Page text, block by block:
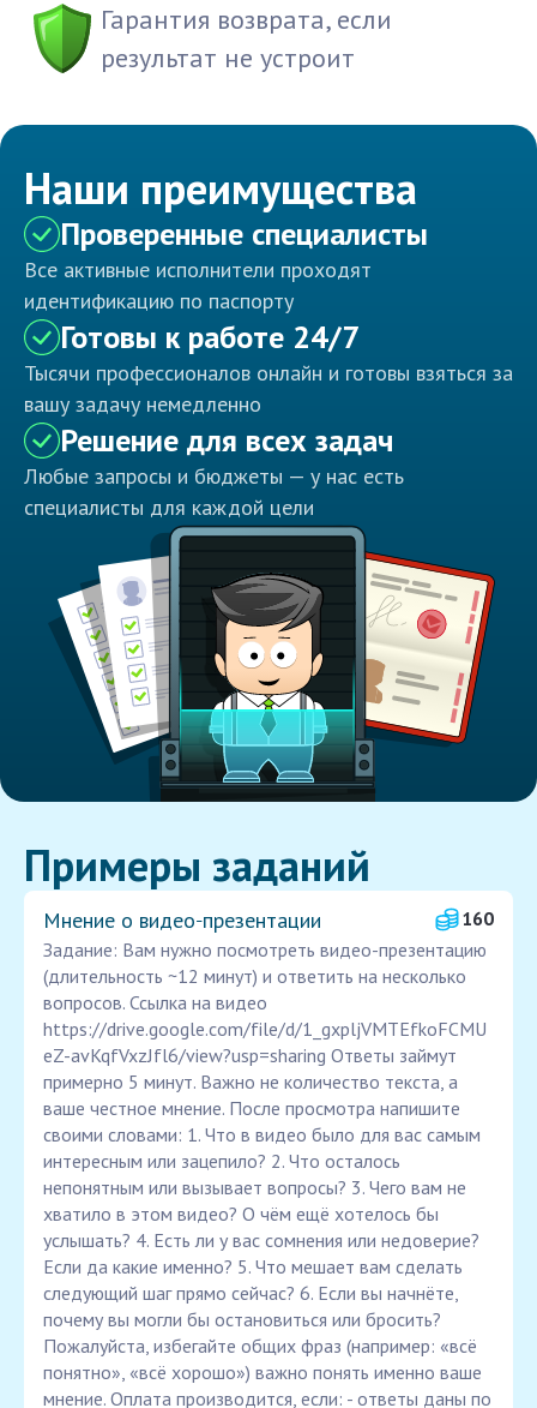
Гарантия возврата, если
результат не устроит
Наши преимущества
Проверенные специалисты
Все активные исполнители проходят
идентификацию по паспорту
Готовы к работе 24/7
Тысячи профессионалов онлайн и готовы взяться за
вашу задачу немедленно
Решение для всех задач
Любые запросы и бюджеты — у нас есть
специалисты для каждой цели
Примеры заданий
Мнение о видео‑презентации
160
Задание: Вам нужно посмотреть видео-презентацию
(длительность ~12 минут) и ответить на несколько
вопросов. Ссылка на видео
https://drive.google.com/file/d/1_gxpljVMTEfkoFCMU
eZ-avKqfVxzJfl6/view?usp=sharing Ответы займут
примерно 5 минут. Важно не количество текста, а
ваше честное мнение. После просмотра напишите
своими словами: 1. Что в видео было для вас самым
интересным или зацепило? 2. Что осталось
непонятным или вызывает вопросы? 3. Чего вам не
хватило в этом видео? О чём ещё хотелось бы
услышать? 4. Есть ли у вас сомнения или недоверие?
Если да какие именно? 5. Что мешает вам сделать
следующий шаг прямо сейчас? 6. Если вы начнёте,
почему вы могли бы остановиться или бросить? ️
Пожалуйста, избегайте общих фраз (например: «всё
понятно», «всё хорошо») важно понять именно ваше
мнение. Оплата производится, если: - ответы даны по